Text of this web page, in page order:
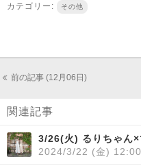
カテゴリー: その他
前の記事 (12月06日)
関連記事
2024/3/22 (金) 12:00